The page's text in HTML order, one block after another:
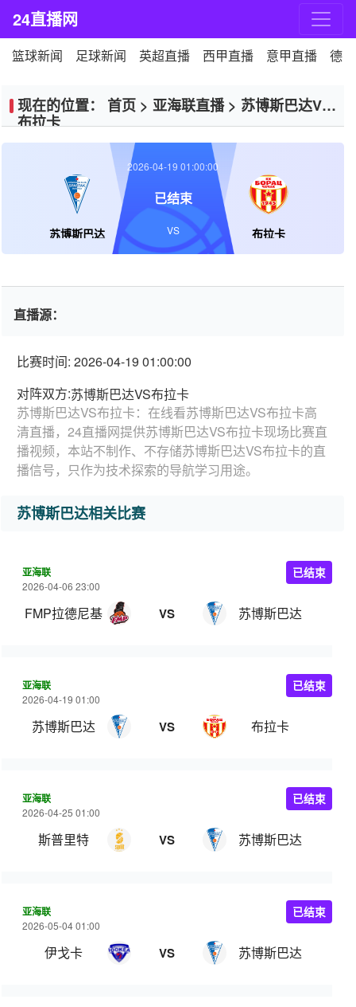
24直播网
篮球新闻 足球新闻 英超直播 西甲直播 意甲直播 德
现在的位置： 首页 > 亚海联直播> 苏博斯巴达VS
布拉卡
苏博斯巴达 布拉卡
2026-04-19 01:00:00
已结束
VS
直播源：
比赛时间: 2026-04-19 01:00:00
对阵双方:苏博斯巴达VS布拉卡
苏博斯巴达VS布拉卡：在线看苏博斯巴达VS布拉卡高
清直播，24直播网提供苏博斯巴达VS布拉卡现场比赛直
播视频，本站不制作、不存储苏博斯巴达VS布拉卡的直
播信号，只作为技术探索的导航学习用途。
苏博斯巴达相关比赛
亚海联
2026-04-06 23:00
FMP拉德尼基 VS 苏博斯巴达
已结束
亚海联
2026-04-19 01:00
苏博斯巴达 VS 布拉卡
已结束
亚海联
2026-04-25 01:00
斯普里特 VS 苏博斯巴达
已结束
亚海联
2026-05-04 01:00
伊戈卡 VS 苏博斯巴达
已结束